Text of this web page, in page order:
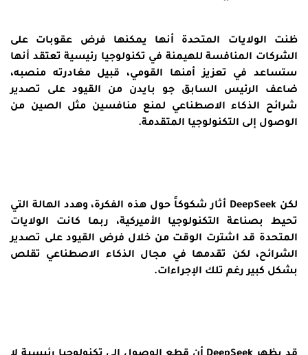
ظنت الولايات المتحدة أنها يمكنها فرض عقوبات على
الشركات المنافسة للهيمنة في تكنولوجيا رئيسية تعتقد أنها
ستساعد في تعزيزأمنها القومي، قبيل مغادرته منصبه،
ضاعف الرئيس السابق جو بايدن من القيود على تصدير
شرائح الذكاء الاصطناعي لمنع منافسين مثل الصين من
الوصول إلى التكنولوجيا المتقدمة.
لكن DeepSeek أثار شكوكاً حول هذه الفكرة، وهدد الهالة التي
تحيط بصناعة التكنولوجيا الأميركية، ربما كانت الولايات
المتحدة قد اشترت الوقت من خلال فرض القيود على تصدير
الشرائح، لكن تقدمها في مجال الذكاء الاصطناعي تقلص
بشكل كبير رغم تلك الإجراءات.